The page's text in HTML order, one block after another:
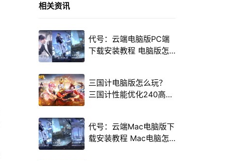
相关资讯
代号：云端电脑版PC端
下载安装教程 电脑版怎
三国计电脑版怎么玩？
三国计性能优化240高帧
代号：云端Mac电脑版下
载安装教程 Mac电脑怎